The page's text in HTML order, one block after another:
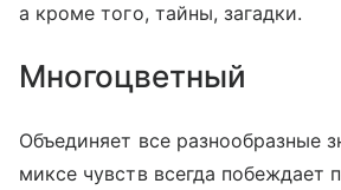
а кроме того, тайны, загадки.
Многоцветный
Объединяет все разнообразные
миксе чувств всегда побеждает